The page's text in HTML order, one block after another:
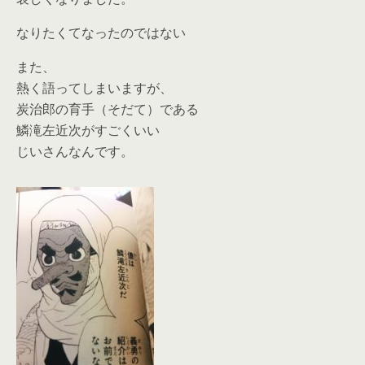
なりたくてなったのではない
また、
熱く語ってしまいますが、
炭治郎の育手（そだて）である
鱗滝左近次がすごくいい
じいさんなんです。